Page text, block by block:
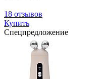
18 отзывов
Купить
Спецпредложение